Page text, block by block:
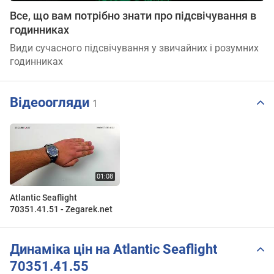
Все, що вам потрібно знати про підсвічування в
годинниках
Види сучасного підсвічування у звичайних і розумних
годинниках
Відеоогляди 1
Atlantic Seaflight
70351.41.51 - Zegarek.net
Динаміка цін на Atlantic Seaflight
70351.41.55